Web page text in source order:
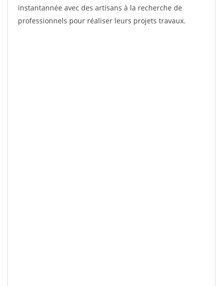
instantannée avec des artisans à la recherche de
professionnels pour réaliser leurs projets travaux.